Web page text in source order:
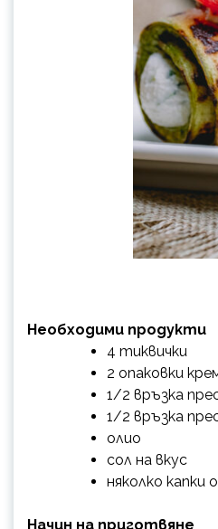
Необходими продукти
4 тиквички
2 опаковки
1/2 връзка
1/2 връзка
олио
сол на вкус
няколко капки
Начин на приготвяне